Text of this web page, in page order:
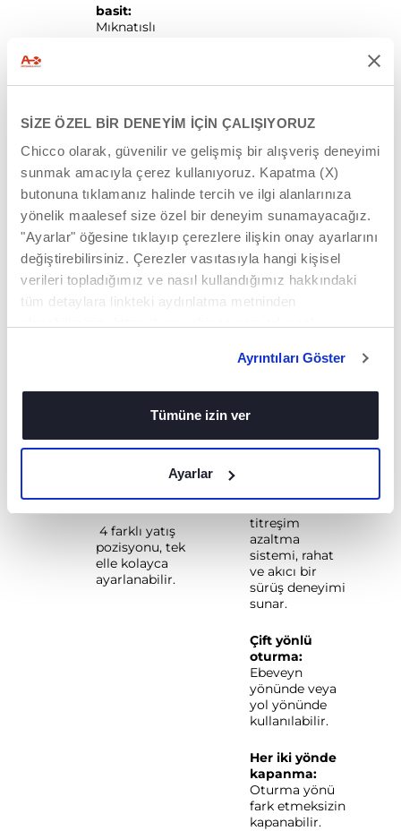
SİZE ÖZEL BİR DENEYİM İÇİN ÇALIŞIYORUZ
Chicco olarak, güvenilir ve gelişmiş bir alışveriş deneyimi
sunmak amacıyla çerez kullanıyoruz. Kapatma (X)
butonuna tıklamanız halinde tercih ve ilgi alanlarınıza
yönelik maalesef size özel bir deneyim sunamayacağız.
"Ayarlar" öğesine tıklayıp çerezlere ilişkin onay ayarlarını
değiştirebilirsiniz. Çerezler vasıtasıyla hangi kişisel
verileri topladığımız ve nasıl kullandığımız hakkındaki
tüm detaylara linkteki aydınlatma metninden
Ayrıntıları Göster
Tümüne izin ver
Ayarlar
basit:
Mıknatıslı
bağlamak hızlı
Ayrıca, “Stay-in-
ile emniyet
kemeri pedleri
her zaman
doğru
pozisyonda
kalır.
Doğumdan
kadar kullanım
için onaylı.
4 farklı yatış
pozisyonu, tek
elle kolayca
ayarlanabilir.
Süspansiyonlu
titreşim
azaltma
sistemi, rahat
ve akıcı bir
sürüş deneyimi
sunar.
Çift yönlü
oturma:
Ebeveyn
yönünde veya
yol yönünde
kullanılabilir.
Her iki yönde
kapanma:
Oturma yönü
fark etmeksizin
kapanabilir.